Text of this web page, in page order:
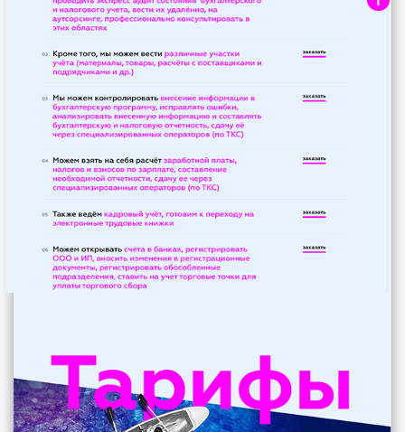
Перечень услуг
Текстовый блок с описанием данной
секции или блока.
Клик по ссылке справа откроет
модальное окно с формой заказа.